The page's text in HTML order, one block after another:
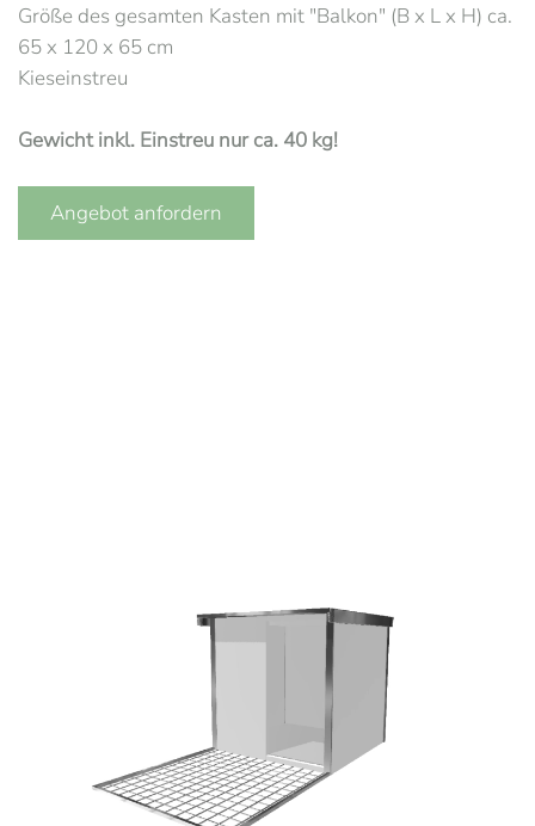
Größe des gesamten Kasten mit "Balkon" (B x L x H) ca.
65 x 120 x 65 cm
Kieseinstreu
Gewicht inkl. Einstreu nur ca. 40 kg!
Angebot anfordern